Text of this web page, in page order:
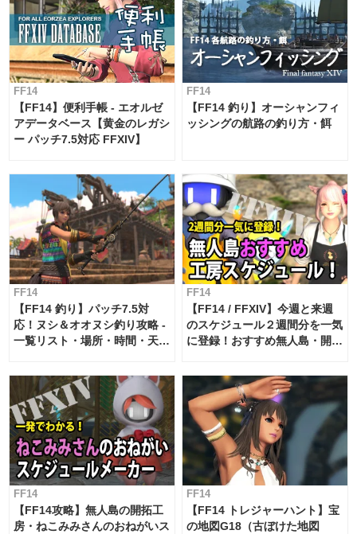
FF14
【FF14】便利手帳 - エオルゼ
アデータベース【黄金のレガシ
ー パッチ7.5対応 FFXIV】
FF14
【FF14 釣り】オーシャンフィ
ッシングの航路の釣り方・餌
FF14
【FF14 釣り】パッチ7.5対
応！ヌシ＆オオヌシ釣り攻略 -
一覧リスト・場所・時間・天
FF14
【FF14 / FFXIV】今週と来週
のスケジュール２週間分を一気
に登録！おすすめ無人島・開拓
FF14
【FF14攻略】無人島の開拓工
房・ねこみみさんのおねがいス
FF14
【FF14 トレジャーハント】宝
の地図G18（古ぼけた地図